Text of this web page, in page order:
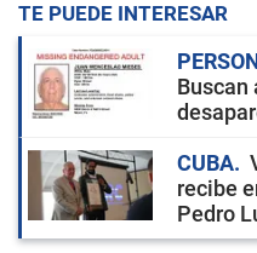
TE PUEDE INTERESAR
Buscan
CUBA
recibe
Pedro